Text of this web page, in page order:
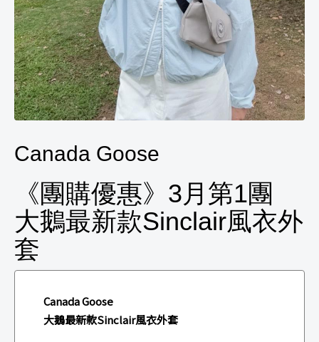
Canada Goose
《團購優惠》3月第1團
大鵝最新款Sinclair風衣外
套
Canada Goose
大鵝最新款Sinclair風衣外套